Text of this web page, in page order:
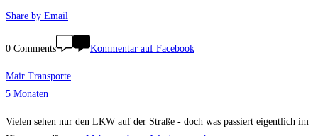
Share by Email
0 Comments Kommentar auf Facebook
Mair Transporte
5 Monaten
Vielen sehen nur den LKW auf der Straße - doch was passiert eigentlich im